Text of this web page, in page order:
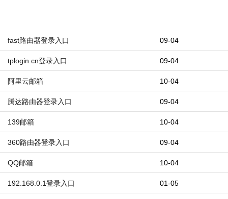
09-04
fast路由器登录入口
09-04
tplogin.cn登录入口
10-04
阿里云邮箱
09-04
腾达路由器登录入口
10-04
139邮箱
09-04
360路由器登录入口
10-04
QQ邮箱
01-05
192.168.0.1登录入口